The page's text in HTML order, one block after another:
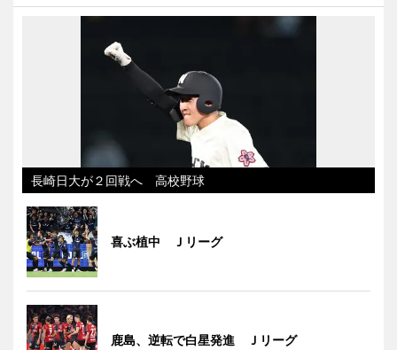
長崎日大が２回戦へ 高校野球
喜ぶ植中 Ｊリーグ
鹿島、逆転で白星発進 Ｊリーグ